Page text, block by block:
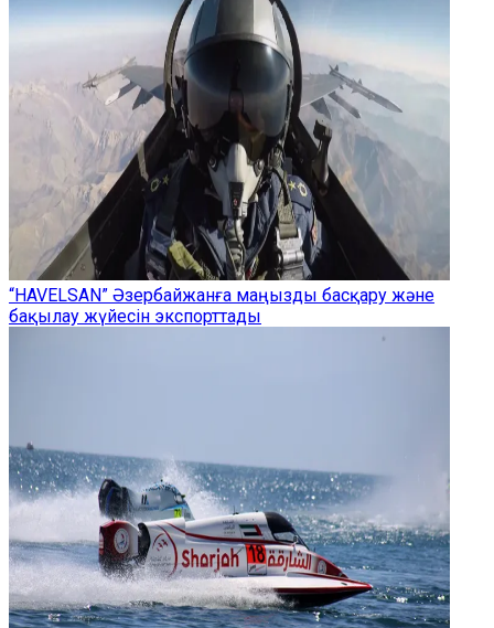
“HAVELSAN” Әзербайжанға маңызды басқару және
бақылау жүйесін экспорттады